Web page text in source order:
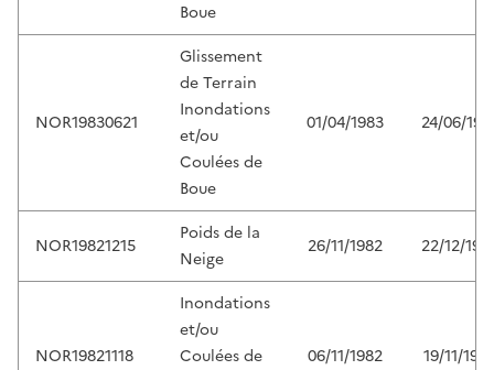
Boue
NOR19830621
Glissement
de Terrain
Inondations
et/ou
Coulées de
Boue
01/04/1983 24/06/
NOR19821215
Poids de la
Neige
26/11/1982 22/12/
NOR19821118
Inondations
et/ou
Coulées de
06/11/1982 19/11/